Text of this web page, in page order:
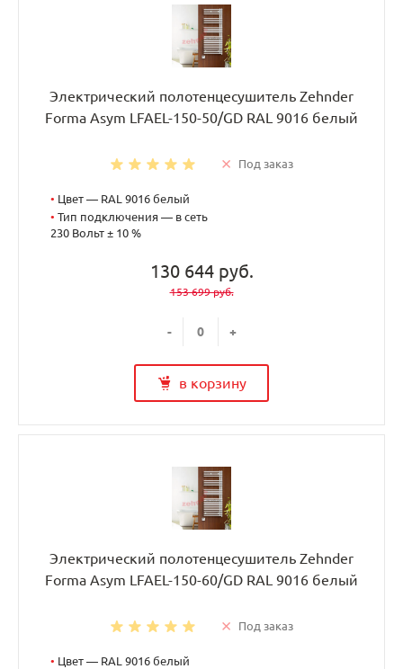
Электрический полотенцесушитель Zehnder
Forma Asym LFAEL-150-50/GD RAL 9016 белый
Под заказ
• Цвет — RAL 9016 белый
• Тип подключения — в сеть
230 Вольт ± 10 %
130 644 руб.
153 699 руб.
- +
в корзину
Электрический полотенцесушитель Zehnder
Forma Asym LFAEL-150-60/GD RAL 9016 белый
Под заказ
• Цвет — RAL 9016 белый